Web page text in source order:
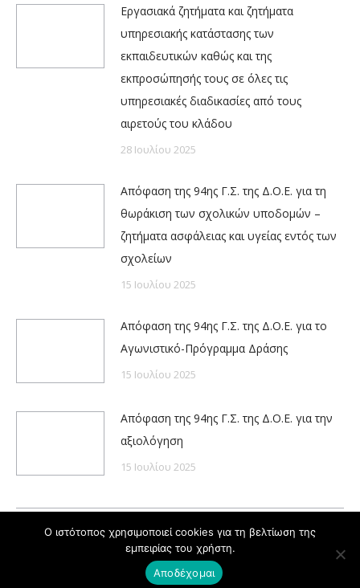
Εργασιακά ζητήματα και ζητήματα
υπηρεσιακής κατάστασης των
εκπαιδευτικών καθώς και της
εκπροσώπησής τους σε όλες τις
υπηρεσιακές διαδικασίες από τους
αιρετούς του κλάδου
28 Ιουλίου 2025
Απόφαση της 94ης Γ.Σ. της Δ.Ο.Ε. για τη
θωράκιση των σχολικών υποδομών –
ζητήματα ασφάλειας και υγείας εντός των
σχολείων
15 Ιουλίου 2025
Απόφαση της 94ης Γ.Σ. της Δ.Ο.Ε. για το
Αγωνιστικό-Πρόγραμμα Δράσης
15 Ιουλίου 2025
Απόφαση της 94ης Γ.Σ. της Δ.Ο.Ε. για την
αξιολόγηση
15 Ιουλίου 2025
Copyright © ΔΟΕ 2020
Powered by
Ο ιστότοπος χρησιμοποιεί cookies για τη βελτίωση της
εμπειρίας του χρήστη.
Αποδέχομαι